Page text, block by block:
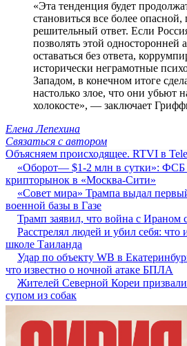
«Эта тенденция будет
становиться все более опасной,
решительный ответ. Если
позволять этой односторонней
оставаться без ответа,
исторически неграмотные
Западом, в конечном итоге
настолько злое, что они убьют
холокосте», — заключает
Елена Лепехина
Связаться с автором
Объясняем происходящее. RTVI в
«Оборот— $1-2 млн в сутки»: ФСБ
крипторынок в «Москва-Сити»
«Совет мира» Трампа выдал
военной базы в Газе
Трамп заявил, что война с Ираном
Расстрелял людей и убил себя: что
школе Таиланда
Удар по объекту WB в
что известно о ночной атаке БПЛА
Жителей Северной Кореи
супом из собак